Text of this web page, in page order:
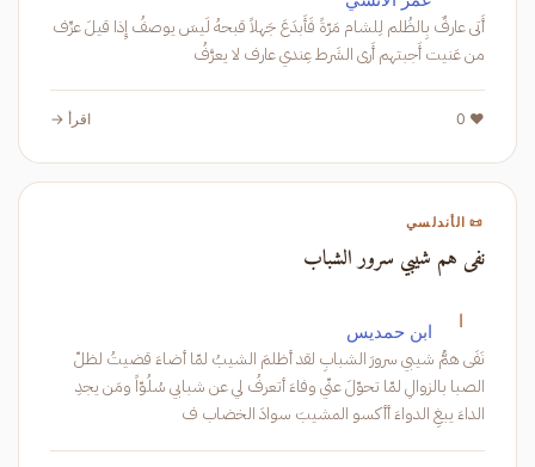
أَتى عارفٌ بِالظُلم لِلشام مَرّةً فَأَبدَعَ جَهلاً قبحهُ لَيسَ يوصفُ إِذا قيلَ عرِّف
من عَنيت أَجبتهم أَرى الشَرط عِندي عارف لا يعرَّفُ
❤️ 0 اقرأ →
📜 الأندلسي
نفى هم شيبي سرور الشباب
ا ابن حمديس
نَفَى همُّ شيبي سرورَ الشبابِ لقد أظلمَ الشيبُ لمّا أضاءَ قضيتُ لظلّ
الصبا بالزوالِ لمّا تحوّلَ عنّي وفاءَ أتعرفُ لي عن شبابي سُلُوّاً ومَن يجدِ
الداءَ يبغِ الدواءَ أأكسو المشيبَ سوادَ الخضاب ف